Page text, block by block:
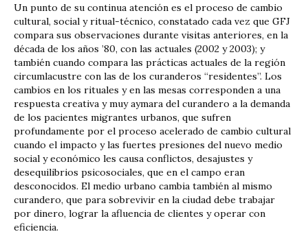
Un punto de su continua atención es el proceso de cambio
cultural, social y ritual-técnico, constatado cada vez que GFJ
compara sus observaciones durante visitas anteriores, en la
década de los años ’80, con las actuales (2002 y 2003); y
también cuando compara las prácticas actuales de la región
circumlacustre con las de los curanderos “residentes”. Los
cambios en los rituales y en las mesas corresponden a una
respuesta creativa ­y muy aymara­ del curandero a la demanda
de los pacientes migrantes urbanos, que sufren
profundamente por el proceso acelerado de cambio cultural
cuando el impacto y las fuertes presiones del nuevo medio
social y económico les causa conflictos, desajustes y
desequilibrios psicosociales, que en el campo eran
desconocidos. El medio urbano cambia también al mismo
curandero, que para sobrevivir en la ciudad debe trabajar
por dinero, lograr la afluencia de clientes y operar con
eficiencia.